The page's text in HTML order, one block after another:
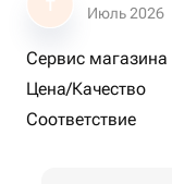
ツ Где проходит:
Т Июль 2026
Сервис магазина
Цена/Качество
Соответствие